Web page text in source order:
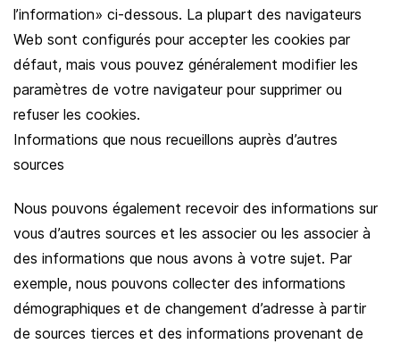
l’information» ci-dessous. La plupart des navigateurs
Web sont configurés pour accepter les cookies par
défaut, mais vous pouvez généralement modifier les
paramètres de votre navigateur pour supprimer ou
refuser les cookies.
Informations que nous recueillons auprès d’autres
sources
Nous pouvons également recevoir des informations sur
vous d’autres sources et les associer ou les associer à
des informations que nous avons à votre sujet. Par
exemple, nous pouvons collecter des informations
démographiques et de changement d’adresse à partir
de sources tierces et des informations provenant de